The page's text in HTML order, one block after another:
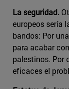
La seguridad.
europeos sería
bandos: Por
para acabar
palestinos. Por
eficaces el